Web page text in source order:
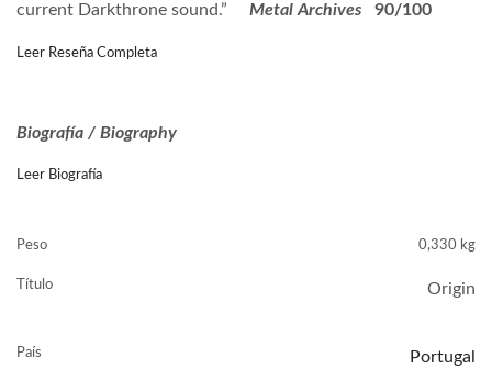
current Darkthrone sound.”
Metal Archives 90/100
Leer Reseña Completa
Biografía / Biography
Leer Biografía
Peso 0,330 kg
Título Origin
País Portugal